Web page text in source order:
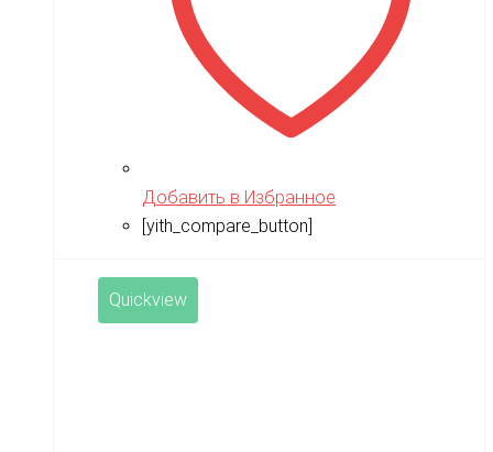
Добавить в Избранное
[yith_compare_button]
Quickview